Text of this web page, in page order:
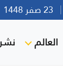
العالم